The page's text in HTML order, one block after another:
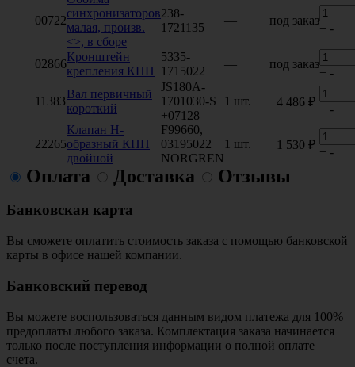
00722
синхронизаторов
малая, произв.
<>, в сборе
238-
1721135
— под заказ
+ -
02866
Кронштейн
крепления КПП
5335-
1715022
— под заказ
+ -
11383
Вал первичный
короткий
JS180A-
1701030-S
+07128
1 шт. 4 486 ₽
+ -
22265
Клапан Н-
образный КПП
двойной
F99660,
03195022
NORGREN
1 шт. 1 530 ₽
+ -
Оплата Доставка Отзывы
Банковская карта
Вы сможете оплатить стоимость заказа с помощью банковской
карты в офисе нашей компании.
Банковский перевод
Вы можете воспользоваться данным видом платежа для 100%
предоплаты любого заказа. Комплектация заказа начинается
только после поступления информации о полной оплате
счета.